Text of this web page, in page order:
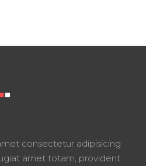
consectetur adipisicing
amet totam, provident